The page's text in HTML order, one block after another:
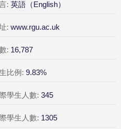
: 英語（English）
: www.rgu.ac.uk
: 16,787
比例: 9.83%
學生人數: 345
學生人數: 1305